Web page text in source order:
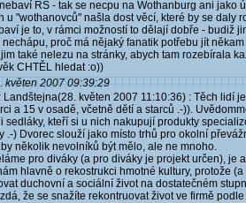
RS - tak se necpu na Wothanburg ani jako
u "wothanovců" našla dost věcí, které by se daly
je to, v rámci možností to dělají dobře - budiž
proč má nějaký fanatik potřebu jít
také nelezu na stránky, abych tam rozebírala
CHTĚL hledat :o))
květen 2007 09:39:29
Landštejna(28. květen 2007 11:10:36) : Těch lidí
a 15 v osadě, včetně dětí a starců .-)).
sedláky, kteří si u nich nakupují produkty
.-) Dvorec slouží jako místo trhů pro okolní
několik nevolníků být mělo, ale ne mnoho.
pro diváky (a pro diváky je projekt určen), je
hlavně o rekostrukci hmotné kultury, protože
duchovní a sociální život na dostatečném
že se snažíte rekontruovat život ve firmě